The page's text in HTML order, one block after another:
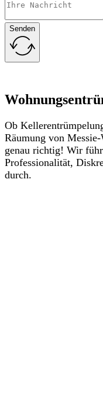
Senden
Ob
Räumung von
genau richtig! Wir
Professionalität,
durch.